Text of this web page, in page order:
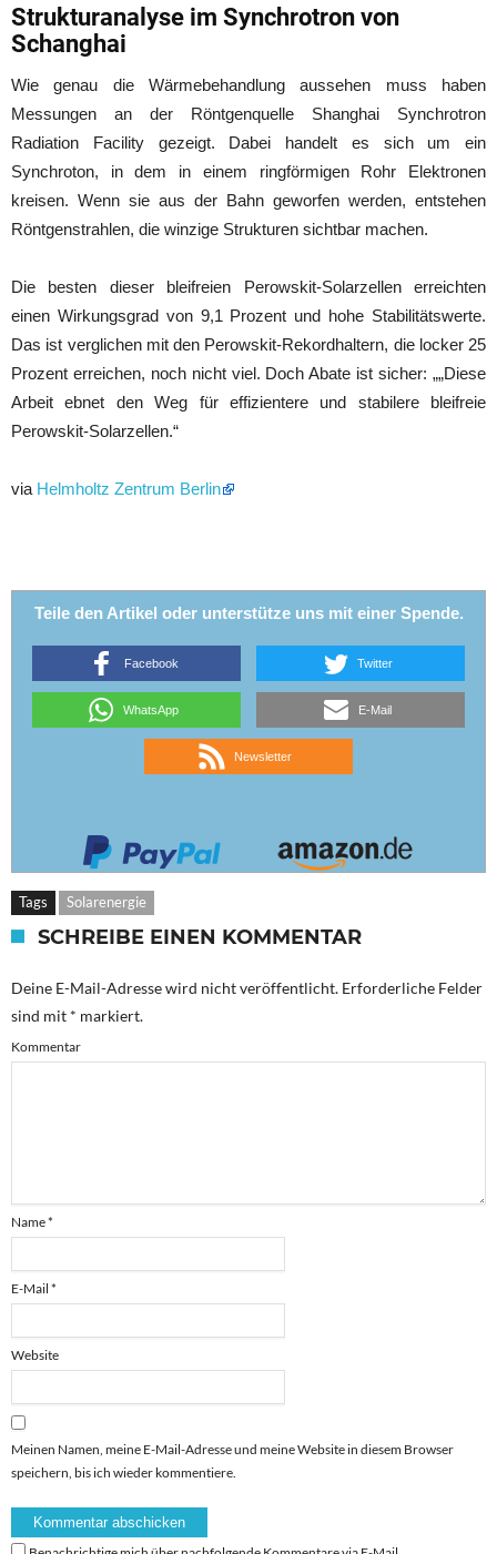
Strukturanalyse im Synchrotron von
Schanghai
Wie genau die Wärmebehandlung aussehen muss haben
Messungen an der Röntgenquelle Shanghai Synchrotron
Radiation Facility gezeigt. Dabei handelt es sich um ein
Synchroton, in dem in einem ringförmigen Rohr Elektronen
kreisen. Wenn sie aus der Bahn geworfen werden, entstehen
Röntgenstrahlen, die winzige Strukturen sichtbar machen.
Die besten dieser bleifreien Perowskit-Solarzellen erreichten
einen Wirkungsgrad von 9,1 Prozent und hohe Stabilitätswerte.
Das ist verglichen mit den Perowskit-Rekordhaltern, die locker 25
Prozent erreichen, noch nicht viel. Doch Abate ist sicher: „„Diese
Arbeit ebnet den Weg für effizientere und stabilere bleifreie
Perowskit-Solarzellen.“
via Helmholtz Zentrum Berlin
Teile den Artikel oder unterstütze uns mit einer Spende.
Facebook Twitter
WhatsApp E-Mail
Newsletter
Tags Solarenergie
SCHREIBE EINEN KOMMENTAR
Deine E-Mail-Adresse wird nicht veröffentlicht. Erforderliche Felder
sind mit * markiert.
Kommentar
Name*
E-Mail *
Website
Meinen Namen, meine E-Mail-Adresse und meine Website in diesem Browser
speichern, bis ich wieder kommentiere.